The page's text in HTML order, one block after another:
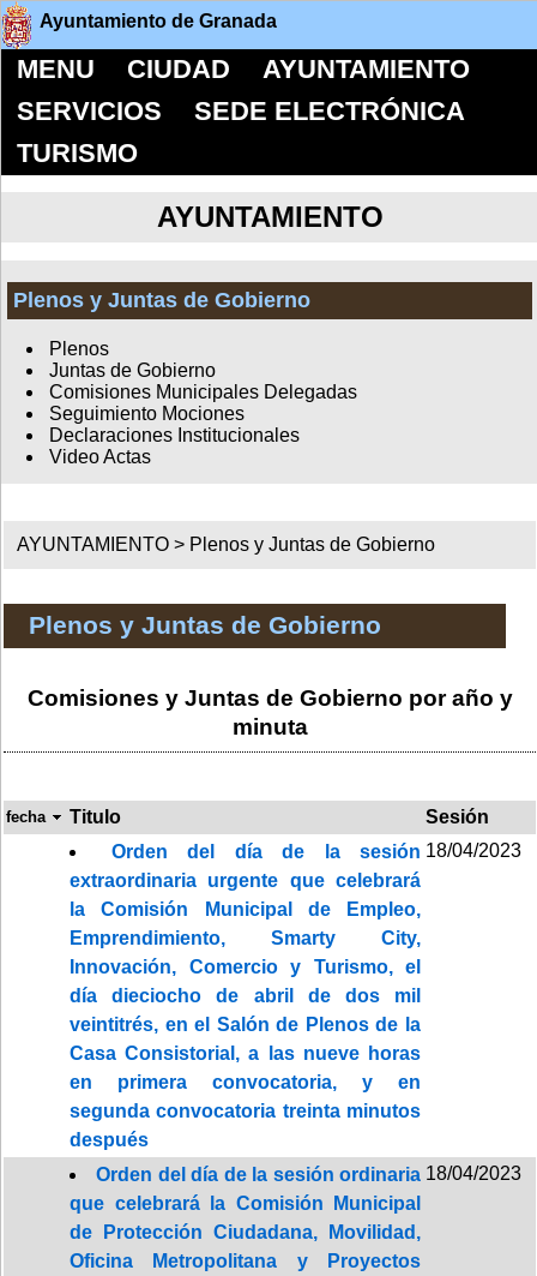
Ayuntamiento de Granada
MENU CIUDAD
AYUNTAMIENTO
SERVICIOS
SEDE ELECTRÓNICA
TURISMO
AYUNTAMIENTO
Plenos y Juntas de Gobierno
Plenos
Juntas de Gobierno
Comisiones Municipales Delegadas
Seguimiento Mociones
Declaraciones Institucionales
Video Actas
AYUNTAMIENTO > Plenos y Juntas de Gobierno
Plenos y Juntas de Gobierno
Comisiones y Juntas de Gobierno por año y
minuta
fecha Titulo
Sesión
Orden del día de la sesión
extraordinaria urgente que celebrará
la Comisión Municipal de Empleo,
Emprendimiento, Smarty City,
Innovación, Comercio y Turismo, el
día dieciocho de abril de dos mil
veintitrés, en el Salón de Plenos de la
Casa Consistorial, a las nueve horas
en primera convocatoria, y en
segunda convocatoria treinta minutos
después
18/04/2023
Orden del día de la sesión ordinaria
que celebrará la Comisión Municipal
de Protección Ciudadana, Movilidad,
Oficina Metropolitana y Proyectos
18/04/2023